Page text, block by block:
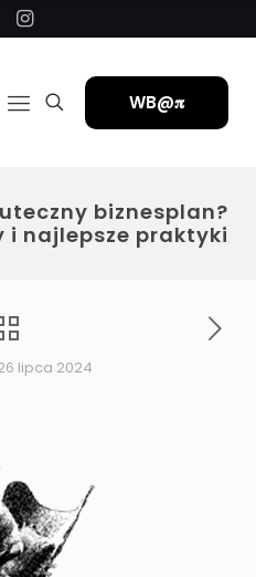
WB@𝛑
biznesplan?
i najlepsze praktyki
lipca 2024